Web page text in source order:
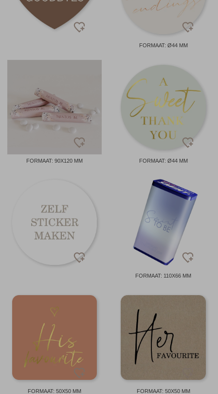
FORMAAT: Ø44 MM
FORMAAT: 90X120 MM FORMAAT: Ø44 MM
FORMAAT: 110X66 MM
FORMAAT: 50X50 MM FORMAAT: 50X50 MM